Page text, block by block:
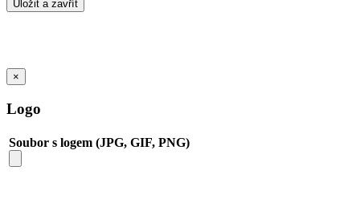
×
Logo
Soubor s logem (JPG, GIF, PNG)